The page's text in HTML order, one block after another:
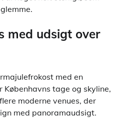
med udsigt over
med en
tage og skyline,
moderne venues, der
med panoramaudsigt.